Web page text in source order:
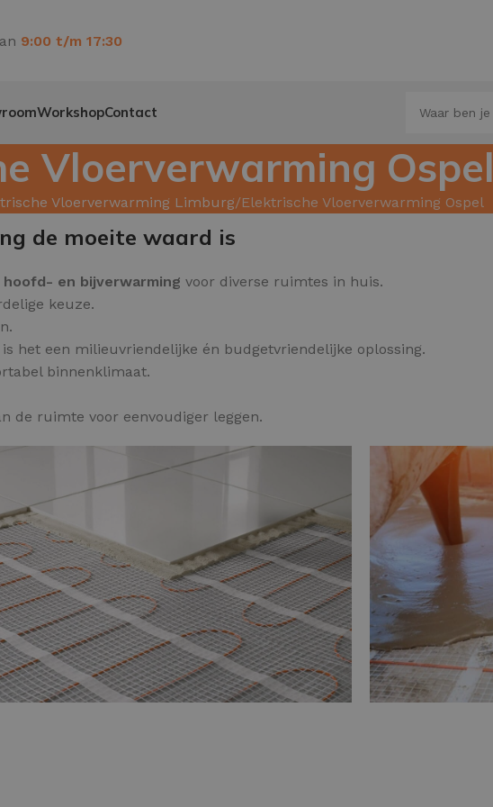
9:00 t/m 17:30
WorkshopContact
Vloerverwarming Ospel
Vloerverwarming Limburg Elektrische Vloerverwarming Ospel
de moeite waard is
hoofd- en bijverwarming voor diverse ruimtes in huis.
keuze.
het een milieuvriendelijke én budgetvriendelijke oplossing.
binnenklimaat.
de ruimte voor eenvoudiger leggen.